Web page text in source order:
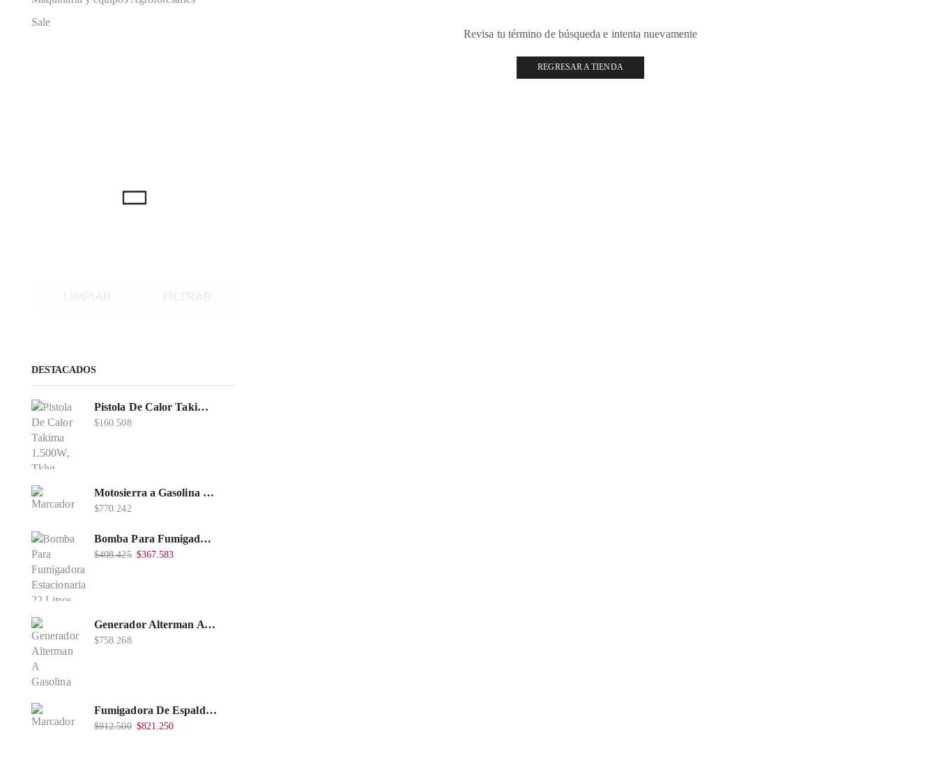
Revisa tu término de búsqueda e intenta nuevamente
REGRESAR A TIENDA
Sale
DESTACADOS
Pistola De Calor Takima 1.500W, Tkhg-1500.
$160.508
Motosierra a Gasolina 52 Barra 20'' PD
$770.242
Bomba Para Fumigadora Estacionaria 22 Litros, Xp22-I.
$408.425 $367.583
Generador Alterman A Gasolina 2T, 950W, Encendido Manual, 120 V, Con Chasis, EGG950-I.
$758.268
Fumigadora De Espalda Alterman Gasolina 2T, 26 Cc, Bomba Nylon Libre Mantenimiento, Tf900-A.
$912.500 $821.250